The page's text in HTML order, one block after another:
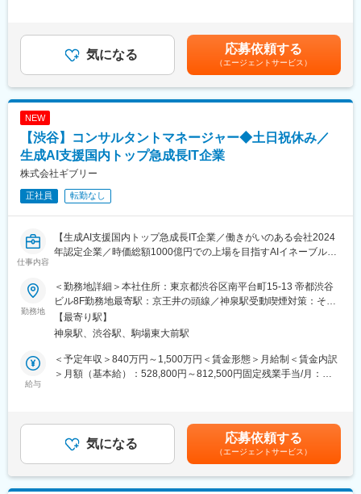
・NW、セキュリティ商材の展示会への参加やベンダー主催の展示
会に営業職の方も参加しています。
・無理なノルマもなく、エンジニアと共にクライアント訪問し、
出来ます。
10名：本部長１名／部長２名
※４チームあるうちの２チームは部長が兼任してマネージャーをし
ています。※半分以上が２０代で構成されています。
■研修制度：
中途入社の方はOJTがございます。必要に応じて外部研修を受講
変更の範囲：会社の定める業務
手企業に対する提案・関係構築・案件獲得を担うソリューション
営業ポジションです。
単なるサービス紹介ではなく、クライアントの経営課題や現場の
・大手企業（CxO～現場責任者）へのヒアリングやリレーション
構築
・クライアント課題に応じた提案戦略の立案（生成AI活用・組織
変革・業務改善 など）
・ソリューションの提案、案件化（コンサルタント・エンジニア
・事業開発における新サービス企画やフィードバック提供
・セミナーや勉強会、展示会などのプロモーション活動支援
■今後のキャリアパス：
個人の適性・志向性にあわせたキャリア形成が可能であり、マネ
ジメントを志向するManager/Leader Staffの道と、技術の専門性
を追求するSpecialistの道があります。
■当社について：
◆ 「人」に惹かれて入社を決める方が多く、優秀なメンバーが揃
っていることや、ギブリーのDNAである「Give&Give」が根付い
ていることから、とにかく人が良い！という声が多いです。
し、いま国内で最も急成長している企業の1つです！
現年収や能力、経験を考慮いたします。＜評価制度＞■評価・昇
進・昇給：年2回 ■インセンティブ制度あり賃金はあくまでも目
安の金額であり、選考を通じて上下する可能性があります。月給
(月額)は固定手当を含めた表記です。
気になる 応募依頼する
（エージェントサービス）
NEW
【渋谷】コンサルタントマネージャー◆土日祝休み／
生成AI支援国内トップ急成長IT企業
株式会社ギブリー
正社員 転勤なし
仕事内容
【生成AI支援国内トップ急成長IT企業／働きがいのある会社2024
年認定企業／時価総額1000億円での上場を目指すAIイネーブルメ
■募集背景：
当社の生成AI活用コンサルティング事業は、多数の生成AI領域で
の支援実績とスピードを強みに事業を展開し、これまでに累計
5,000社、うち生成AI分野では1,000社以上を支援してきました。
現在、時価総額1,000億円での東証プライムまたはNASDAQ上場
を見据え、国内外での採用を強化しています。
て、マネージャーとして、プロジェクト統括、メンバー育成、成
功責任を担っていただきます。
勤務地
＜勤務地詳細＞本社住所：東京都渋谷区南平台町15-13 帝都渋谷
ビル8F勤務地最寄駅：京王井の頭線／神泉駅受動喫煙対策：その
他（喫煙所あり、喫煙所以外全面禁煙）変更の範囲：会社の定め
る事業所（リモートワーク含む）
【最寄り駅】
神泉駅、渋谷駅、駒場東大前駅
給与
＜予定年収＞840万円～1,500万円＜賃金形態＞月給制＜賃金内訳
＞月額（基本給）：528,800円～812,500円固定残業手当/月：
現年収や能力、経験を考慮いたします。＜評価制度＞■評価・昇
進・昇給：年2回 ■インセンティブ制度あり賃金はあくまでも目
安の金額であり、選考を通じて上下する可能性があります。月給
(月額)は固定手当を含めた表記です。
気になる 応募依頼する
（エージェントサービス）